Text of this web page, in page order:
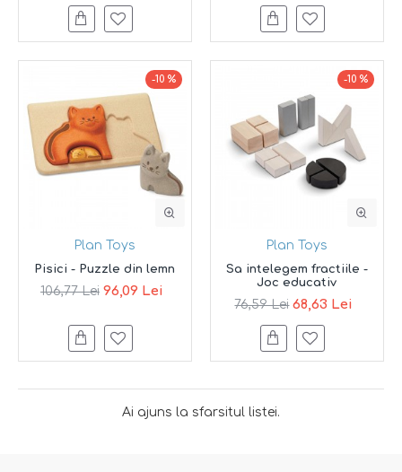
-10 %
Plan Toys
Pisici - Puzzle din lemn
106,77 Lei 96,09 Lei
-10 %
Plan Toys
Sa intelegem fractiile -
Joc educativ
76,59 Lei 68,63 Lei
Ai ajuns la sfarsitul listei.